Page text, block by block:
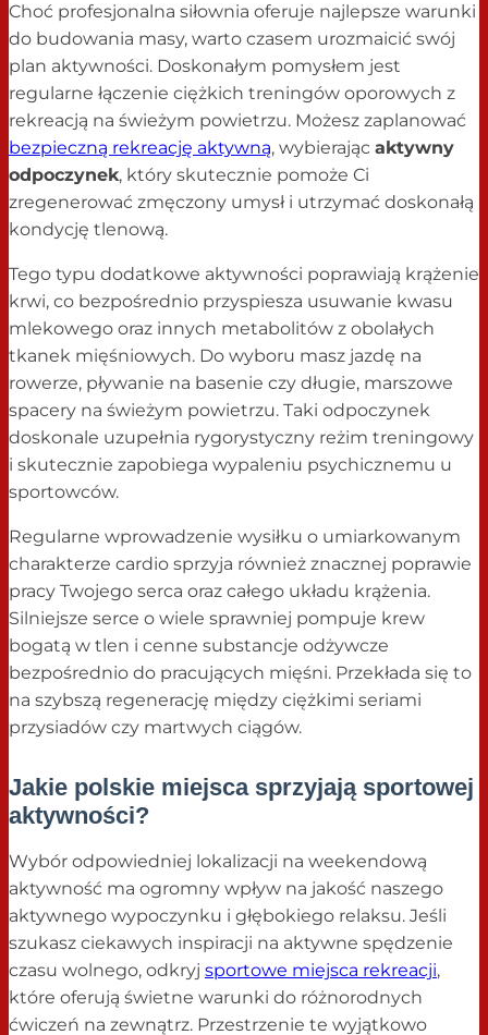
Choć profesjonalna siłownia oferuje najlepsze warunki
do budowania masy, warto czasem urozmaicić swój
plan aktywności. Doskonałym pomysłem jest
regularne łączenie ciężkich treningów oporowych z
rekreacją na świeżym powietrzu. Możesz zaplanować
bezpieczną rekreację aktywną, wybierając aktywny
odpoczynek, który skutecznie pomoże Ci
zregenerować zmęczony umysł i utrzymać doskonałą
kondycję tlenową.
Tego typu dodatkowe aktywności poprawiają krążenie
krwi, co bezpośrednio przyspiesza usuwanie kwasu
mlekowego oraz innych metabolitów z obolałych
tkanek mięśniowych. Do wyboru masz jazdę na
rowerze, pływanie na basenie czy długie, marszowe
spacery na świeżym powietrzu. Taki odpoczynek
doskonale uzupełnia rygorystyczny reżim treningowy
i skutecznie zapobiega wypaleniu psychicznemu u
sportowców.
Regularne wprowadzenie wysiłku o umiarkowanym
charakterze cardio sprzyja również znacznej poprawie
pracy Twojego serca oraz całego układu krążenia.
Silniejsze serce o wiele sprawniej pompuje krew
bogatą w tlen i cenne substancje odżywcze
bezpośrednio do pracujących mięśni. Przekłada się to
na szybszą regenerację między ciężkimi seriami
przysiadów czy martwych ciągów.
Jakie polskie miejsca sprzyjają sportowej
aktywności?
Wybór odpowiedniej lokalizacji na weekendową
aktywność ma ogromny wpływ na jakość naszego
aktywnego wypoczynku i głębokiego relaksu. Jeśli
szukasz ciekawych inspiracji na aktywne spędzenie
czasu wolnego, odkryj sportowe miejsca rekreacji,
które oferują świetne warunki do różnorodnych
ćwiczeń na zewnątrz. Przestrzenie te wyjątkowo